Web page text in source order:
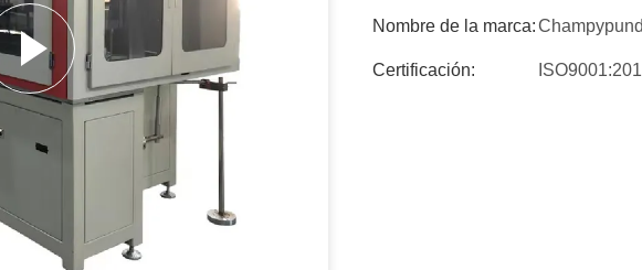
Nombre de la marca:Champypund
Certificación: